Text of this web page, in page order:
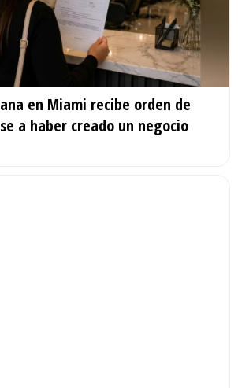
en Miami recibe orden de
a haber creado un negocio